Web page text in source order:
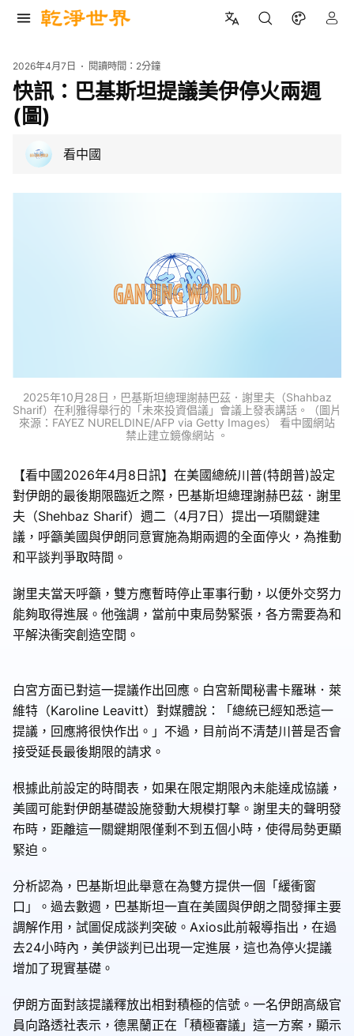
2026年4月7日 閱讀時間： 2分鐘
快訊：巴基斯坦提議美伊停火兩週
(圖)
看中國
2025年10月28日，巴基斯坦總理謝赫巴茲．謝里夫（Shahbaz
Sharif）在利雅得舉行的「未來投資倡議」會議上發表講話。（圖片
來源：FAYEZ NURELDINE/AFP via Getty Images） 看中國網站
禁止建立鏡像網站 。
【看中國2026年4月8日訊】在美國總統川普(特朗普)設定
對伊朗的最後期限臨近之際，巴基斯坦總理謝赫巴茲．謝里
夫（Shehbaz Sharif）週二（4月7日）提出一項關鍵建
議，呼籲美國與伊朗同意實施為期兩週的全面停火，為推動
和平談判爭取時間。
謝里夫當天呼籲，雙方應暫時停止軍事行動，以便外交努力
能夠取得進展。他強調，當前中東局勢緊張，各方需要為和
平解決衝突創造空間。
白宮方面已對這一提議作出回應。白宮新聞秘書卡羅琳．萊
維特（Karoline Leavitt）對媒體說：「總統已經知悉這一
提議，回應將很快作出。」不過，目前尚不清楚川普是否會
接受延長最後期限的請求。
根據此前設定的時間表，如果在限定期限內未能達成協議，
美國可能對伊朗基礎設施發動大規模打擊。謝里夫的聲明發
布時，距離這一關鍵期限僅剩不到五個小時，使得局勢更顯
緊迫。
分析認為，巴基斯坦此舉意在為雙方提供一個「緩衝窗
口」。過去數週，巴基斯坦一直在美國與伊朗之間發揮主要
調解作用，試圖促成談判突破。Axios此前報導指出，在過
去24小時內，美伊談判已出現一定進展，這也為停火提議
增加了現實基礎。
伊朗方面對該提議釋放出相對積極的信號。一名伊朗高級官
員向路透社表示，德黑蘭正在「積極審議」這一方案，顯示